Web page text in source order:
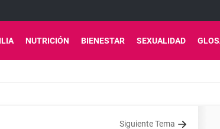
NUTRICIÓN BIENESTAR SEXUALIDAD
Siguiente Tema